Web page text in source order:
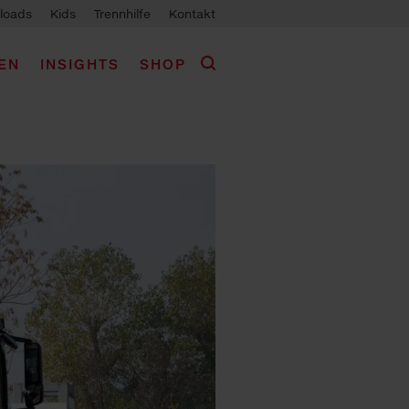
Kids Trennhilfe Kontakt
INSIGHTS SHOP